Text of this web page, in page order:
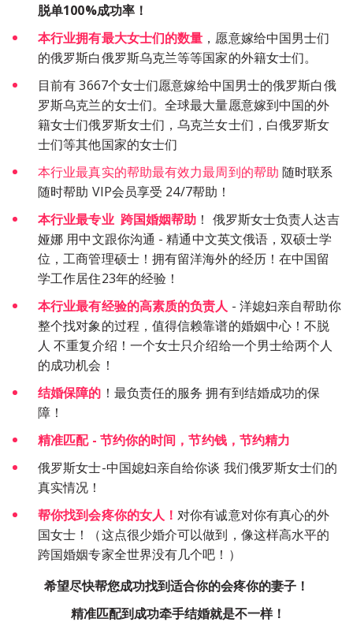
脱单100%成功率！
本行业拥有最大女士们的数量 ，愿意嫁给中国男士们
的俄罗斯白俄罗斯乌克兰等等国家的外籍女士们。
目前有 3667个女士们愿意嫁给中国男士的俄罗斯白俄
罗斯乌克兰的女士们。全球最大量愿意嫁到中国的外
籍女士们俄罗斯女士们，乌克兰女士们，白俄罗斯女
士们等其他国家的女士们
本行业最真实的帮助最有效力最周到的帮助 随时联系
随时帮助 VIP会员享受 24/7帮助！
本行业最专业  跨国婚姻帮助 ！ 俄罗斯女士负责人达吉
娅娜 用中文跟你沟通 - 精通中文英文俄语，双硕士学
位，工商管理硕士！拥有留洋海外的经历！在中国留
学工作居住23年的经验！
本行业最有经验的高素质的负责人 - 洋媳妇亲自帮助你
整个找对象的过程，值得信赖靠谱的婚姻中心！不脱
人 不重复介绍！一个女士只介绍给一个男士给两个人
的成功机会！
结婚保障的 ！最负责任的服务 拥有到结婚成功的保
障！
精准匹配 - 节约你的时间，节约钱，节约精力
俄罗斯女士-中国媳妇亲自给你谈 我们俄罗斯女士们的
真实情况！
帮你找到会疼你的女人！对你有诚意对你有真心的外
国女士！（这点很少婚介可以做到，像这样高水平的
跨国婚姻专家全世界没有几个吧！）
希望尽快帮您成功找到适合你的会疼你的妻子！
精准匹配到成功牵手结婚就是不一样！